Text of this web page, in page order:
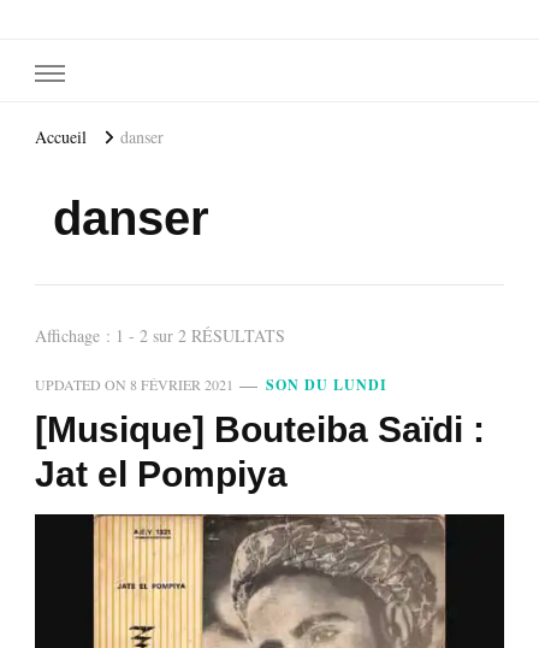
Accueil danser
danser
Affichage : 1 - 2 sur 2 RÉSULTATS
UPDATED ON 8 FÉVRIER 2021 SON DU LUNDI
[Musique] Bouteiba Saïdi :
Jat el Pompiya